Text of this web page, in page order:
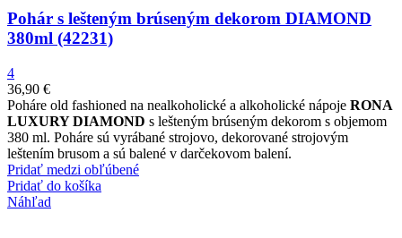
Pohár s lešteným brúseným dekorom DIAMOND
380ml (42231)
4
36,90 €
Poháre old fashioned na nealkoholické a alkoholické nápoje RONA
LUXURY DIAMOND s lešteným brúseným dekorom s objemom
380 ml. Poháre sú vyrábané strojovo, dekorované strojovým
leštením brusom a sú balené v darčekovom balení.
Pridať medzi obľúbené
Pridať do košíka
Náhľad